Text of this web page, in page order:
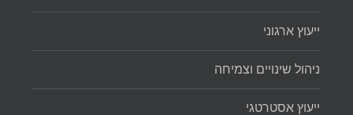
ייעוץ ארגוני
ניהול שינויים וצמיחה
ייעוץ אסטרטגי